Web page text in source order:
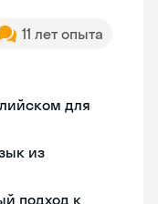
11 лет опыта
для
из
подход к